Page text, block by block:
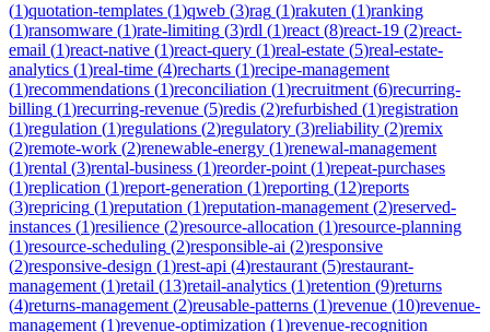
(1)quotation-templates (1)qweb (3)rag (1)rakuten (1)ranking
(1)ransomware (1)rate-limiting (3)rdl (1)react (8)react-19 (2)react-
email (1)react-native (1)react-query (1)real-estate (5)real-estate-
analytics (1)real-time (4)recharts (1)recipe-management
(1)recommendations (1)reconciliation (1)recruitment (6)recurring-
billing (1)recurring-revenue (5)redis (2)refurbished (1)registration
(1)regulation (1)regulations (2)regulatory (3)reliability (2)remix
(2)remote-work (2)renewable-energy (1)renewal-management
(1)rental (3)rental-business (1)reorder-point (1)repeat-purchases
(1)replication (1)report-generation (1)reporting (12)reports
(3)repricing (1)reputation (1)reputation-management (2)reserved-
instances (1)resilience (2)resource-allocation (1)resource-planning
(1)resource-scheduling (2)responsible-ai (2)responsive
(2)responsive-design (1)rest-api (4)restaurant (5)restaurant-
management (1)retail (13)retail-analytics (1)retention (9)returns
(4)returns-management (2)reusable-patterns (1)revenue (10)revenue-
management (1)revenue-optimization (1)revenue-recognition